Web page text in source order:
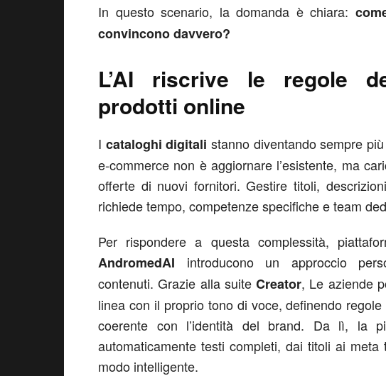
In questo scenario, la domanda è chiara:
convincono davvero?
L’AI riscrive le regole
prodotti online
I cataloghi digitali stanno diventando sempre
e-commerce non è aggiornare l’esistente, ma
offerte di nuovi fornitori. Gestire titoli,
richiede tempo, competenze specifiche e team
Per rispondere a questa complessità,
AndromedAI introducono un approccio
contenuti. Grazie alla suite Creator, Le aziende
linea con il proprio tono di voce, definendo
coerente con l’identità del brand. Da lì, la
automaticamente testi completi, dai titoli ai
modo intelligente.